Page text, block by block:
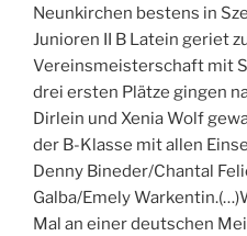
Neunkirchen bestens in
Junioren II B Latein geriet
Vereinsmeisterschaft mit
drei ersten Plätze gingen
Dirlein und Xenia Wolf
der B-Klasse mit allen
Denny Bineder/Chantal
Galba/Emely
Mal an einer deutschen